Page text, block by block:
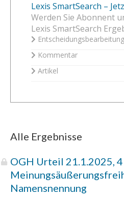
Lexis SmartSearch –
Werden Sie Abonnent
Lexis SmartSearch
Entscheidungsbearbeitung
Kommentar
Artikel
Alle Ergebnisse
OGH Urteil 21.1.2025,
Namensnennung